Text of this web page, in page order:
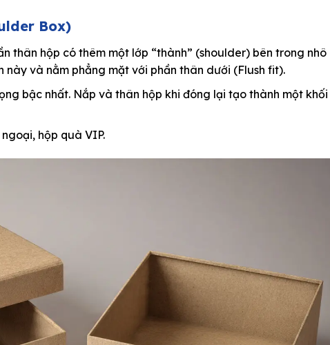
Box)
thân hộp có thêm một lớp “thành” (shoulder) bên trong nhô
này và nằm phẳng mặt với phần thân dưới (Flush fit).
bậc nhất. Nắp và thân hộp khi đóng lại tạo thành một khối
hộp quà VIP.